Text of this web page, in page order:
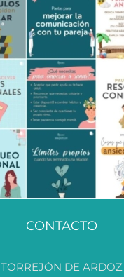
CONTACTO
TORREJÓN DE ARDOZ